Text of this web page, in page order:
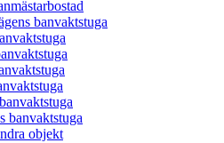
banvaktstuga
banvaktstuga
objekt